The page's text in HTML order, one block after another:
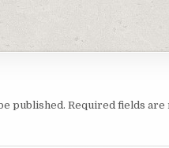
published. Required fields are